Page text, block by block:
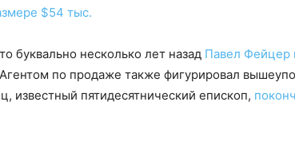
$54 тыс.
буквально несколько лет назад Павел Фейцер
по продаже также фигурировал
известный пятидесятнический епископ,